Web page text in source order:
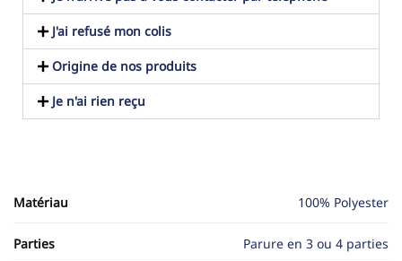
J'ai refusé mon colis
Origine de nos produits
Je n'ai rien reçu
Matériau 100% Polyester
Parties Parure en 3 ou 4 parties